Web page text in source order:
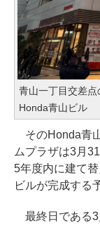
青山一丁目交差
Honda青山ビル
そのHonda青
ムプラザは3月
5年度内に建て
ビルが完成する
最終日である3